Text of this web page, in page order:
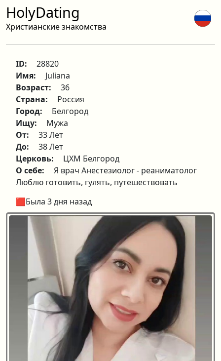
HolyDating
Христианские знакомства
ID:
28820
Имя:
Juliana
Возраст:
36
Страна:
Россия
Город:
Белгород
Ищу:
Мужа
От:
33 Лет
До:
38 Лет
Церковь:
ЦХМ Белгород
О себе:
Я врач Анестезиолог - реаниматолог
Люблю готовить, гулять, путешествовать
🟥Была 3 дня назад